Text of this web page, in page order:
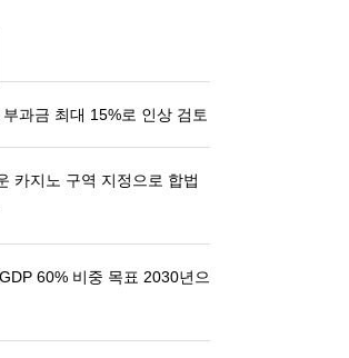
과금 최대 15%로 인상 검토
카지노 구역 지정으로 합법
60% 비중 목표 2030년으